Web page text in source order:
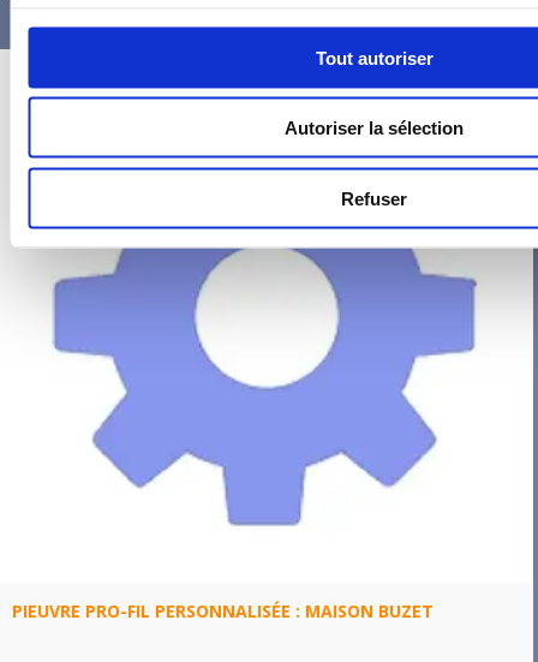
Tout autoriser
Autoriser la sélection
Refuser
PIEUVRE PRO-FIL PERSONNALISÉE : MAISON BUZET